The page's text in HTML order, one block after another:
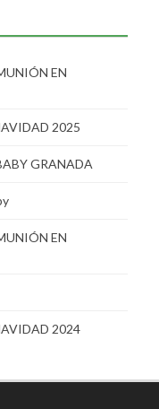
EN
2025
GRANADA
EN
2024